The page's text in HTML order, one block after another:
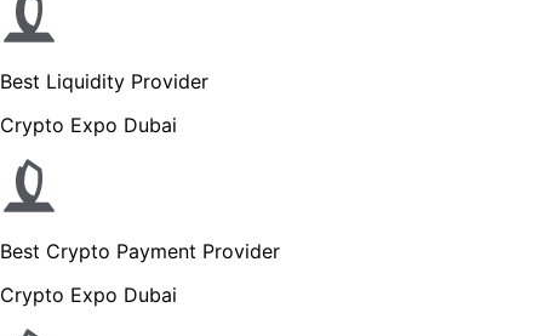
Best Liquidity Provider
Crypto Expo Dubai
Best Crypto Payment Provider
Crypto Expo Dubai